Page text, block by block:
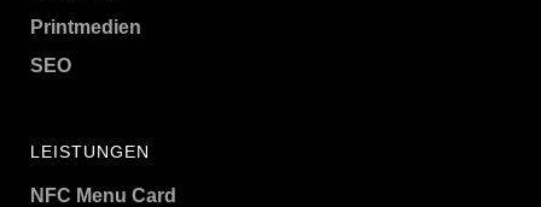
Printmedien
SEO
LEISTUNGEN
NFC Menu Card